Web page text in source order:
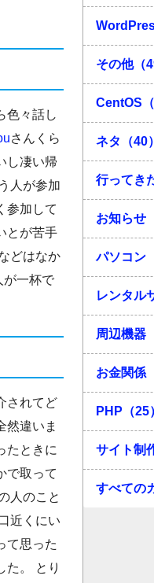
色々話し
さんくら
し凄い帰
人が参加
参加して
とが苦手
どはなか
が一杯で
されてど
然違いま
たときに
で取って
人のこと
近くにい
て思った
た。 とり
その他（
CentOS（
ネタ（40）
行ってき
お知らせ
パソコン
レンタル
周辺機器
お金関係
PHP（25
サイト制
すべての